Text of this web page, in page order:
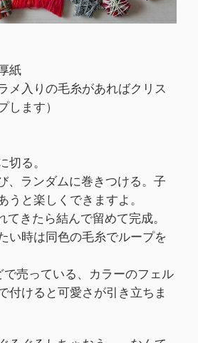
紙
メ入りの毛糸があればクリス
します）
切る。
、ランダムに巻きつける。子
うと楽しくできますよ。
きたら結んで留めて完成。
い時は同色の毛糸でループを
で売っている、カラーのフェル
付けると可愛さが引き立ちま